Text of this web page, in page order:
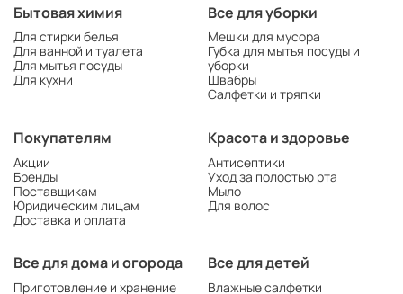
Бытовая химия
Для стирки белья
Для ванной и туалета
Для мытья посуды
Для кухни
Все для уборки
Мешки для мусора
Губка для мытья посуды и
уборки
Швабры
Салфетки и тряпки
Покупателям
Акции
Бренды
Поставщикам
Юридическим лицам
Доставка и оплата
Красота и здоровье
Антисептики
Уход за полостью рта
Мыло
Для волос
Все для дома и огорода
Приготовление и хранение
Все для детей
Влажные салфетки